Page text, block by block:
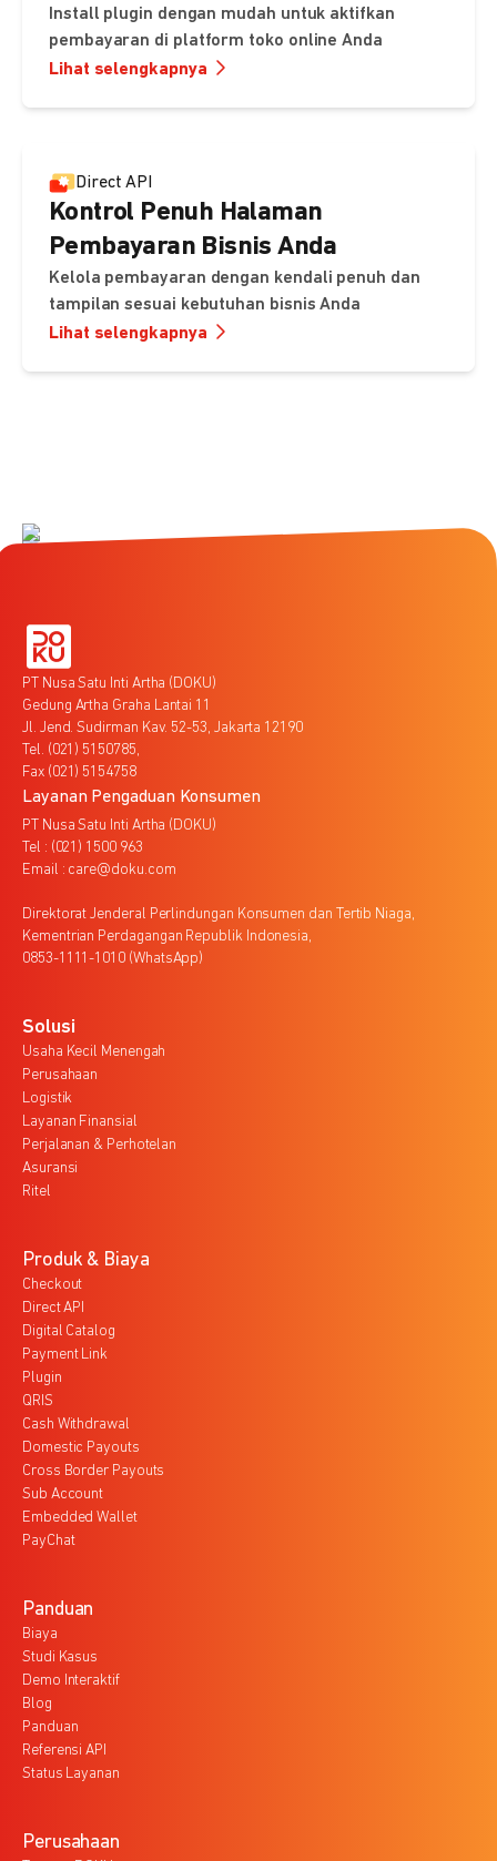
Install plugin dengan mudah untuk aktifkan
pembayaran di platform toko online Anda
Lihat selengkapnya
Direct API
Kontrol Penuh Halaman
Pembayaran Bisnis Anda
Kelola pembayaran dengan kendali penuh dan
tampilan sesuai kebutuhan bisnis Anda
Lihat selengkapnya
PT Nusa Satu Inti Artha (DOKU)
Gedung Artha Graha Lantai 11
Jl. Jend. Sudirman Kav. 52-53, Jakarta 12190
Tel. (021) 5150785,
Fax (021) 5154758
Layanan Pengaduan Konsumen
PT Nusa Satu Inti Artha (DOKU)
Tel : (021) 1500 963
Email : care@doku.com
Direktorat Jenderal Perlindungan Konsumen dan Tertib Niaga,
Kementrian Perdagangan Republik Indonesia,
0853-1111-1010 (WhatsApp)
Solusi
Usaha Kecil Menengah
Perusahaan
Logistik
Layanan Finansial
Perjalanan & Perhotelan
Asuransi
Ritel
Produk & Biaya
Checkout
Direct API
Digital Catalog
Payment Link
Plugin
QRIS
Cash Withdrawal
Domestic Payouts
Cross Border Payouts
Sub Account
Embedded Wallet
PayChat
Panduan
Biaya
Studi Kasus
Demo Interaktif
Blog
Panduan
Referensi API
Status Layanan
Perusahaan